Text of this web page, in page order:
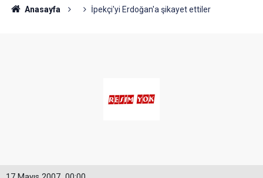
Anasayfa İpekçi'yi Erdoğan'a şikayet ettiler